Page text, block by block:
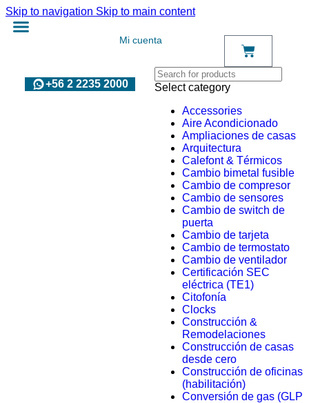
Skip to navigation Skip to main content
Mi cuenta
+56 2 2235 2000
Select category
Accessories
Aire Acondicionado
Ampliaciones de casas
Arquitectura
Calefont & Térmicos
Cambio bimetal fusible
Cambio de compresor
Cambio de sensores
Cambio de switch de
puerta
Cambio de tarjeta
Cambio de termostato
Cambio de ventilador
Certificación SEC
eléctrica (TE1)
Citofonía
Clocks
Construcción &
Remodelaciones
Construcción de casas
desde cero
Construcción de oficinas
(habilitación)
Conversión de gas (GLP